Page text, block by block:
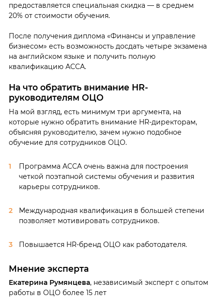
предоставляется специальная скидка — в среднем
20% от стоимости обучения.
После получения диплома «Финансы и управление
бизнесом» есть возможность досдать четыре экзамена
на английском языке и получить полную
квалификацию АССА.
На что обратить внимание HR-
руководителям ОЦО
На мой взгляд, есть минимум три аргумента, на
которые нужно обратить внимание HR-директорам,
объясняя руководителю, зачем нужно подобное
обучение для сотрудников ОЦО.
Программа ACCA очень важна для построения
четкой поэтапной системы обучения и развития
карьеры сотрудников.
Международная квалификация в большей степени
позволяет мотивировать сотрудников.
Повышается HR-бренд ОЦО как работодателя.
Мнение эксперта
Екатерина Румянцева, независимый эксперт с опытом
работы в ОЦО более 15 лет